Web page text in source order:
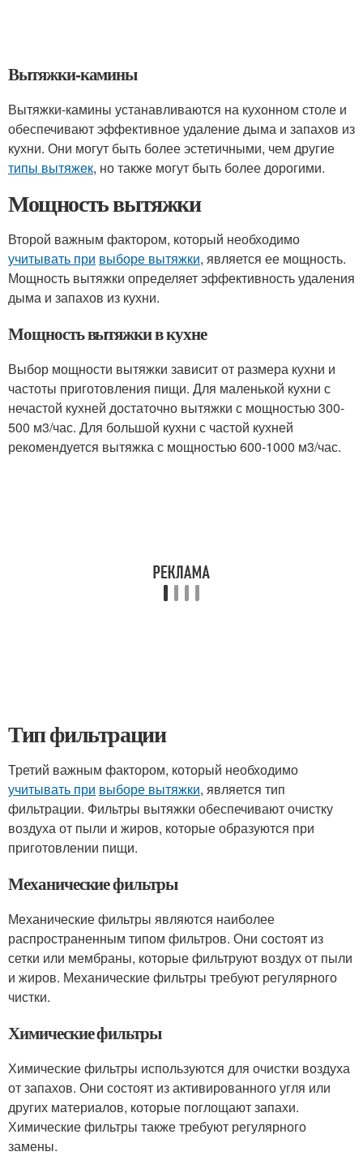
Вытяжки-камины
Вытяжки-камины устанавливаются на кухонном столе и
обеспечивают эффективное удаление дыма и запахов из
кухни. Они могут быть более эстетичными, чем другие
типы вытяжек, но также могут быть более дорогими.
Мощность вытяжки
Второй важным фактором, который необходимо
учитывать при выборе вытяжки, является ее мощность.
Мощность вытяжки определяет эффективность удаления
дыма и запахов из кухни.
Мощность вытяжки в кухне
Выбор мощности вытяжки зависит от размера кухни и
частоты приготовления пищи. Для маленькой кухни с
нечастой кухней достаточно вытяжки с мощностью 300-
500 м3/час. Для большой кухни с частой кухней
рекомендуется вытяжка с мощностью 600-1000 м3/час.
Тип фильтрации
Третий важным фактором, который необходимо
учитывать при выборе вытяжки, является тип
фильтрации. Фильтры вытяжки обеспечивают очистку
воздуха от пыли и жиров, которые образуются при
приготовлении пищи.
Механические фильтры
Механические фильтры являются наиболее
распространенным типом фильтров. Они состоят из
сетки или мембраны, которые фильтруют воздух от пыли
и жиров. Механические фильтры требуют регулярного
чистки.
Химические фильтры
Химические фильтры используются для очистки воздуха
от запахов. Они состоят из активированного угля или
других материалов, которые поглощают запахи.
Химические фильтры также требуют регулярного
замены.